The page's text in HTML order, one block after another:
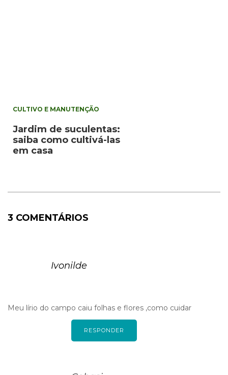
CULTIVO E MANUTENÇÃO
Jardim de suculentas:
saiba como cultivá-las
em casa
3 COMENTÁRIOS
Ivonilde
Meu lírio do campo caiu folhas e flores ,como cuidar
RESPONDER